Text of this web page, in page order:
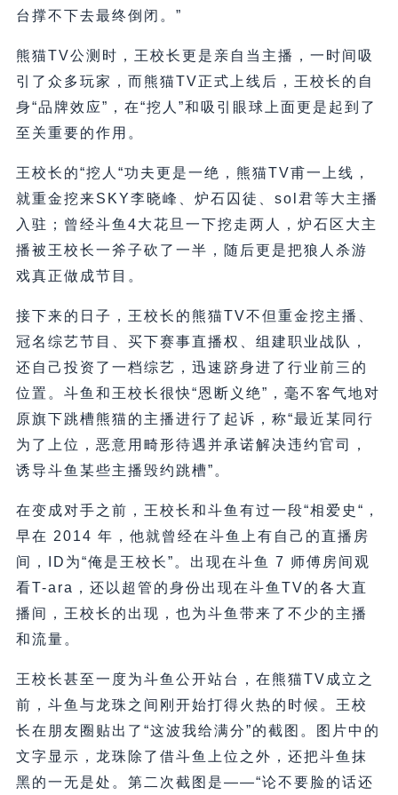
台撑不下去最终倒闭。”
熊猫TV公测时，王校长更是亲自当主播，一时间吸
引了众多玩家，而熊猫TV正式上线后，王校长的自
身“品牌效应”，在“挖人”和吸引眼球上面更是起到了
至关重要的作用。
王校长的“挖人“功夫更是一绝，熊猫TV甫一上线，
就重金挖来SKY李晓峰、炉石囚徒、sol君等大主播
入驻；曾经斗鱼4大花旦一下挖走两人，炉石区大主
播被王校长一斧子砍了一半，随后更是把狼人杀游
戏真正做成节目。
接下来的日子，王校长的熊猫TV不但重金挖主播、
冠名综艺节目、买下赛事直播权、组建职业战队，
还自己投资了一档综艺，迅速跻身进了行业前三的
位置。斗鱼和王校长很快“恩断义绝”，毫不客气地对
原旗下跳槽熊猫的主播进行了起诉，称“最近某同行
为了上位，恶意用畸形待遇并承诺解决违约官司，
诱导斗鱼某些主播毁约跳槽”。
在变成对手之前，王校长和斗鱼有过一段“相爱史“，
早在 2014 年，他就曾经在斗鱼上有自己的直播房
间，ID为“俺是王校长”。出现在斗鱼 7 师傅房间观
看T-ara，还以超管的身份出现在斗鱼TV的各大直
播间，王校长的出现，也为斗鱼带来了不少的主播
和流量。
王校长甚至一度为斗鱼公开站台，在熊猫TV成立之
前，斗鱼与龙珠之间刚开始打得火热的时候。王校
长在朋友圈贴出了“这波我给满分”的截图。图片中的
文字显示，龙珠除了借斗鱼上位之外，还把斗鱼抹
黑的一无是处。第二次截图是——“论不要脸的话还